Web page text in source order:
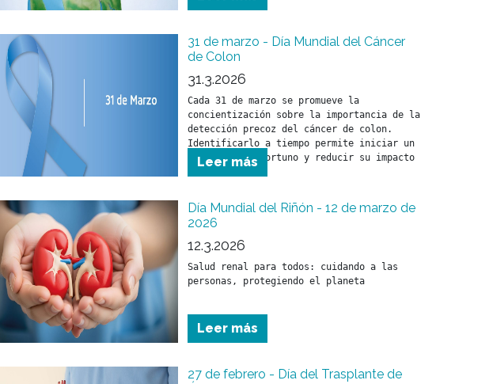
31 de marzo - Día Mundial del Cáncer
de Colon
31.3.2026
Cada 31 de marzo se promueve la
concientización sobre la importancia de la
detección precoz del cáncer de colon.
Identificarlo a tiempo permite iniciar un
tratamiento oportuno y reducir su impacto
Leer más
Día Mundial del Riñón - 12 de marzo de
2026
12.3.2026
Salud renal para todos: cuidando a las
personas, protegiendo el planeta
Leer más
27 de febrero - Día del Trasplante de